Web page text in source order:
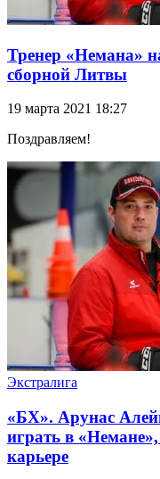
Тренер «Немана»
сборной Литвы
19 марта 2021 18:27
Поздравляем!
Экстралига
«БХ». Арунас
играть в
карьере